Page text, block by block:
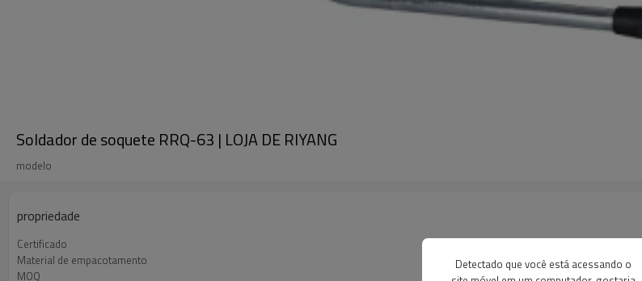
Soldador de soquete RRQ-63 | LOJA DE RIYANG
modelo
propriedade
Certificado
Material de empacotamento
MOQ
Detectado que você está acessando o